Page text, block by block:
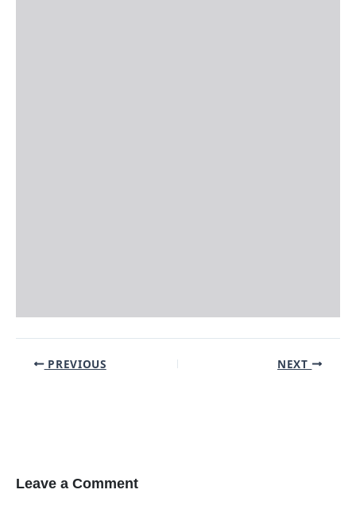
Post PREVIOUS NEXT
Leave a Comment